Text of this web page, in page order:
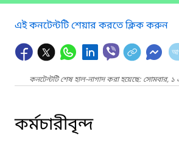
এই কনটেন্টটি শেয়ার করতে ক্লিক করুন
কনটেন্টটি শেষ হাল-নাগাদ করা হয়েছে: সোমবার,
কর্মচারীবৃন্দ